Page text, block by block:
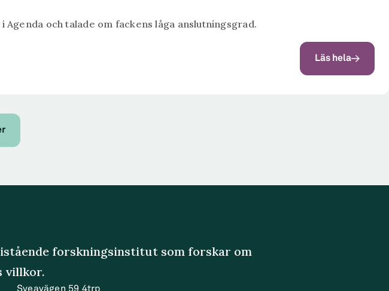
och talade om fackens låga anslutningsgrad.
Läs hela
forskningsinstitut som forskar om
villkor.
Sveavägen 59 4trp